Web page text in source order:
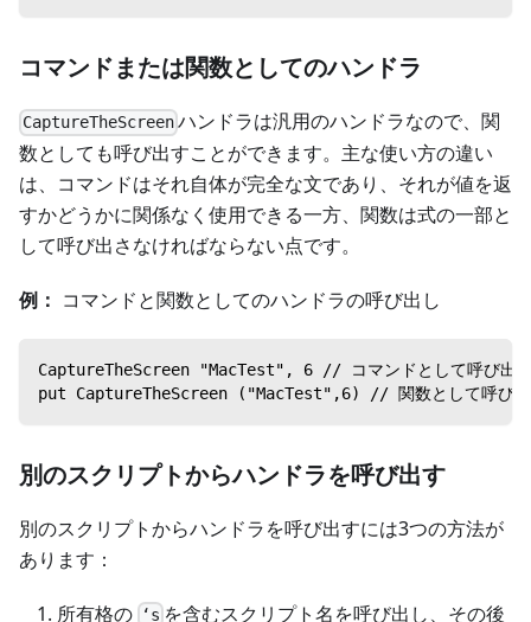
コマンドまたは関数としてのハンドラ
CaptureTheScreen ハンドラは汎用のハンドラなので、関
数としても呼び出すことができます。主な使い方の違い
は、コマンドはそれ自体が完全な文であり、それが値を返
すかどうかに関係なく使用できる一方、関数は式の一部と
して呼び出さなければならない点です。
例： コマンドと関数としてのハンドラの呼び出し
CaptureTheScreen "MacTest", 6 // コマンドとして呼び出さ
put CaptureTheScreen ("MacTest",6) // 関数として呼び出さ
別のスクリプトからハンドラを呼び出す
別のスクリプトからハンドラを呼び出すには3つの方法が
あります：
所有格の ‘s を含むスクリプト名を呼び出し、その後